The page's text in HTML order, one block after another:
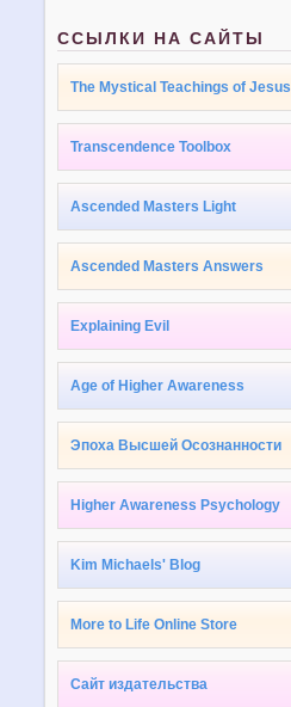
ССЫЛКИ НА САЙТЫ
The Mystical Teachings of Jesus
Transcendence Toolbox
Ascended Masters Light
Ascended Masters Answers
Explaining Evil
Age of Higher Awareness
Эпоха Высшей Осознанности
Higher Awareness Psychology
Kim Michaels' Blog
More to Life Online Store
Сайт издательства